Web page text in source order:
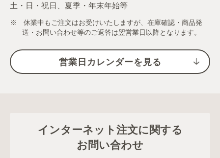
土・日・祝日、夏季・年末年始等
※ 休業中もご注文はお受けいたしますが、在庫確認・商品発
送・お問い合わせ等のご返答は翌営業日以降となります。
営業日カレンダーを見る
インターネット注文に関する
お問い合わせ